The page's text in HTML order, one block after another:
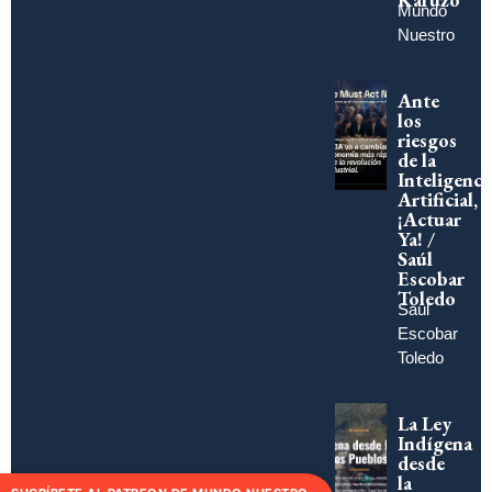
Mundo
Nuestro
Ante
los
riesgos
de la
Artificial,
¡Actuar
Ya! /
Saúl
Escobar
Toledo
Saúl
Escobar
Toledo
La Ley
Indígena
desde
la